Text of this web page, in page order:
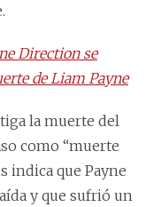
Direction se
de Liam Payne
la muerte del
como “muerte
indica que Payne
y que sufrió un